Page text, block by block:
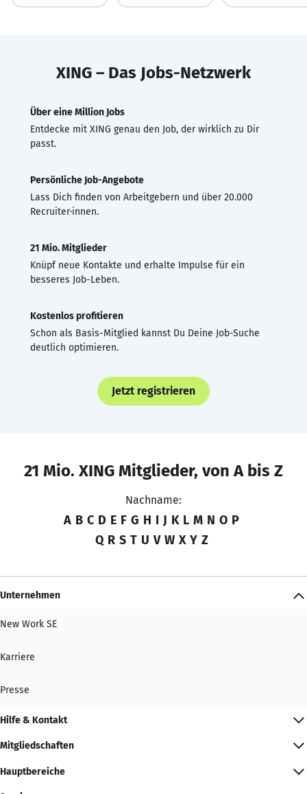
XING – Das Jobs-Netzwerk
Über eine Million Jobs
Entdecke mit XING genau den Job, der wirklich zu Dir
passt.
Persönliche Job-Angebote
Lass Dich finden von Arbeitgebern und über 20.000
Recruiter·innen.
21 Mio. Mitglieder
Knüpf neue Kontakte und erhalte Impulse für ein
besseres Job-Leben.
Kostenlos profitieren
Schon als Basis-Mitglied kannst Du Deine Job-Suche
deutlich optimieren.
Jetzt registrieren
21 Mio. XING Mitglieder, von A bis Z
Nachname:
A B C D E F G H I J K L M N O P
Q R S T U V W X Y Z
Unternehmen
New Work SE
Karriere
Presse
Hilfe & Kontakt
Mitgliedschaften
Hauptbereiche